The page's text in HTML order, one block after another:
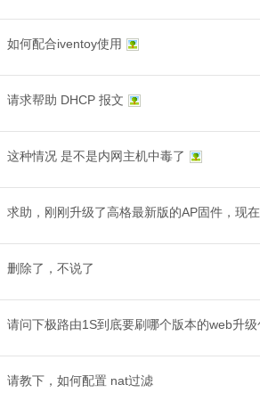
如何配合iventoy使用
请求帮助 DHCP 报文
这种情况 是不是内网主机中毒了
求助，刚刚升级了高格最新版的AP固件，现
删除了，不说了
请问下极路由1S到底要刷哪个版本的web升级
请教下，如何配置 nat过滤